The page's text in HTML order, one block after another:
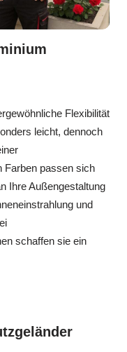
Flexibilität
leicht, dennoch
Farben passen sich
Ihre Außengestaltung
und
schaffen sie ein